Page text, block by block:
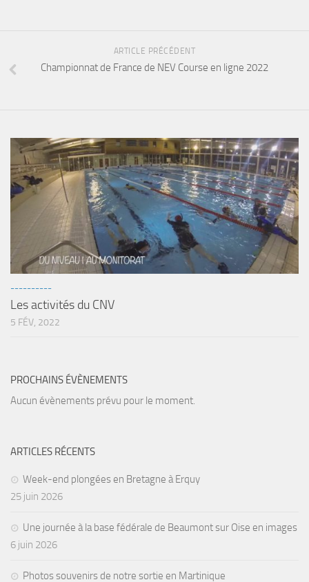
Vidéo
Peinture
NAGE
NAP / NEV
Agenda
Les Palmes du Lac
Résultats Compétitions
MATERIEL
ARTICLE PRÉCÉDENT
Championnat de France de NEV Course en ligne 2022
----------
Les activités du CNV
5 FÉV, 2022
PROCHAINS ÉVÈNEMENTS
Aucun évènements prévu pour le moment.
ARTICLES RÉCENTS
Week-end plongées en Bretagne à Erquy
25 juin 2026
Une journée à la base fédérale de Beaumont sur Oise en images
6 juin 2026
Photos souvenirs de notre sortie en Martinique